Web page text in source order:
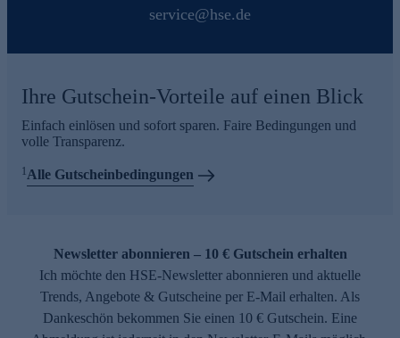
service@hse.de
Ihre Gutschein-Vorteile auf einen Blick
Einfach einlösen und sofort sparen. Faire Bedingungen und
volle Transparenz.
1Alle Gutscheinbedingungen
Newsletter abonnieren – 10 € Gutschein erhalten
Ich möchte den HSE-Newsletter abonnieren und aktuelle
Trends, Angebote & Gutscheine per E-Mail erhalten. Als
Dankeschön bekommen Sie einen 10 € Gutschein. Eine